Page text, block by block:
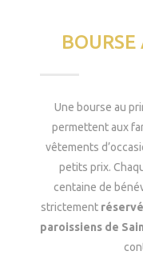
Une bourse au
permettent aux
vêtements
petits prix.
centaine de
strictement
paroissiens de